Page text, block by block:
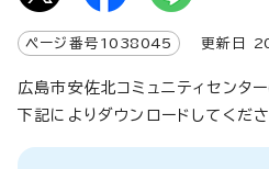
ページ番号 1038045 更新日
広島市安佐北コミュニティセンタ
下記によりダウンロードしてくださ